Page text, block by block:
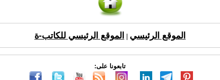
الموقع الرئيسي الموقع الرئيسي للكاتب-ة
تابعونا على: